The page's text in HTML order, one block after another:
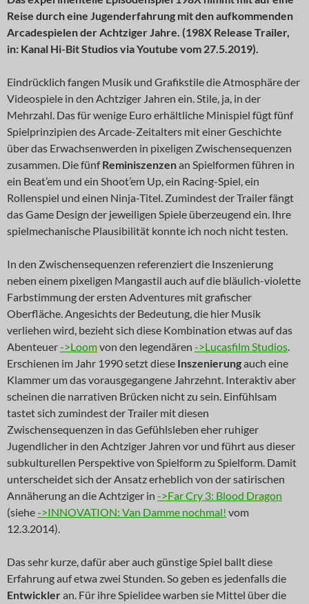
Reise durch eine Jugenderfahrung mit den aufkommenden
Arcadespielen der Achtziger Jahre. (198X Release Trailer,
in: Kanal Hi-Bit Studios via Youtube vom 27.5.2019).
Eindrücklich fangen Musik und Grafikstile die Atmosphäre der
Videospiele in den Achtziger Jahren ein. Stile, ja, in der
Mehrzahl. Das für wenige Euro erhältliche Minispiel fügt fünf
Spielprinzipien des Arcade-Zeitalters mit einer Geschichte
über das Erwachsenwerden in pixeligen Zwischensequenzen
zusammen. Die fünfReminiszenzenan Spielformen führen in
ein Beat’em und ein Shoot’em Up, ein Racing-Spiel, ein
Rollenspiel und einen Ninja-Titel. Zumindest der Trailer fängt
das Game Design der jeweiligen Spiele überzeugend ein. Ihre
spielmechanische Plausibilität konnte ich noch nicht testen.
In den Zwischensequenzen referenziert die Inszenierung
neben einem pixeligen Mangastil auch auf die bläulich-violette
Farbstimmung der ersten Adventures mit grafischer
Oberfläche. Angesichts der Bedeutung, die hier Musik
verliehen wird, bezieht sich diese Kombination etwas auf das
Abenteuer->Loomvon den legendären ->Lucasfilm Studios.
Erschienen im Jahr 1990 setzt diese Inszenierungauch eine
Klammer um das vorausgegangene Jahrzehnt. Interaktiv aber
scheinen die narrativen Brücken nicht zu sein. Einfühlsam
tastet sich zumindest der Trailer mit diesen
Zwischensequenzen in das Gefühlsleben eher ruhiger
Jugendlicher in den Achtziger Jahren vor und führt aus dieser
subkulturellen Perspektive von Spielform zu Spielform. Damit
unterscheidet sich der Ansatz erheblich von der satirischen
Annäherung an die Achtziger in ->Far Cry 3: Blood Dragon
(siehe->INNOVATION: Van Damme nochmal! vom
12.3.2014).
Das sehr kurze, dafür aber auch günstige Spiel ballt diese
Erfahrung auf etwa zwei Stunden. So geben es jedenfalls die
Entwickleran. Für ihre Spielidee warben sie Mittel über die